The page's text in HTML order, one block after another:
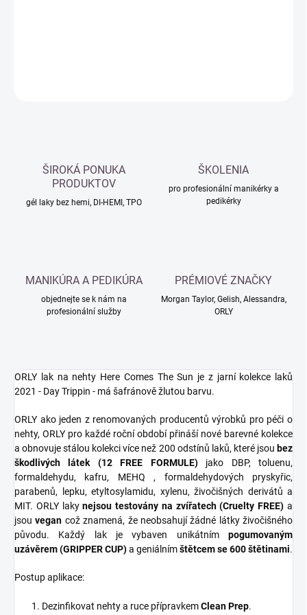
ŠIROKÁ PONUKA
PRODUKTOV
gél laky bez hemi, DI-HEMI, TPO
ŠKOLENIA
pro profesionální manikérky a
pedikérky
MANIKÚRA A PEDIKÚRA
objednejte se k nám na
profesionální služby
PRÉMIOVÉ ZNAČKY
Morgan Taylor, Gelish, Alessandra,
ORLY
ORLY lak na nehty Here Comes The Sun je z jarní kolekce laků
2021 - Day Trippin - má šafránově žlutou barvu.
ORLY ako jeden z renomovaných producentů výrobků pro péči o
nehty, ORLY pro každé roční období přináší nové barevné kolekce
a obnovuje stálou kolekci více než 200 odstínů laků, které jsou bez
škodlivých látek (12 FREE FORMULE)jako DBP, toluenu,
formaldehydu, kafru, MEHQ , formaldehydových pryskyřic,
parabenů, lepku, etyltosylamidu, xylenu, živočišných derivátů a
MIT. ORLY lakynejsou testovány na zvířatech (Cruelty FREE) a
jsouvegan což znamená, že neobsahují žádné látky živočišného
původu. Každý lak je vybaven unikátním pogumovaným
uzávěrem (GRIPPER CUP)a geniálnímštětcem se 600 štětinami.
Postup aplikace:
Dezinfikovat nehty a ruce přípravkemClean Prep.